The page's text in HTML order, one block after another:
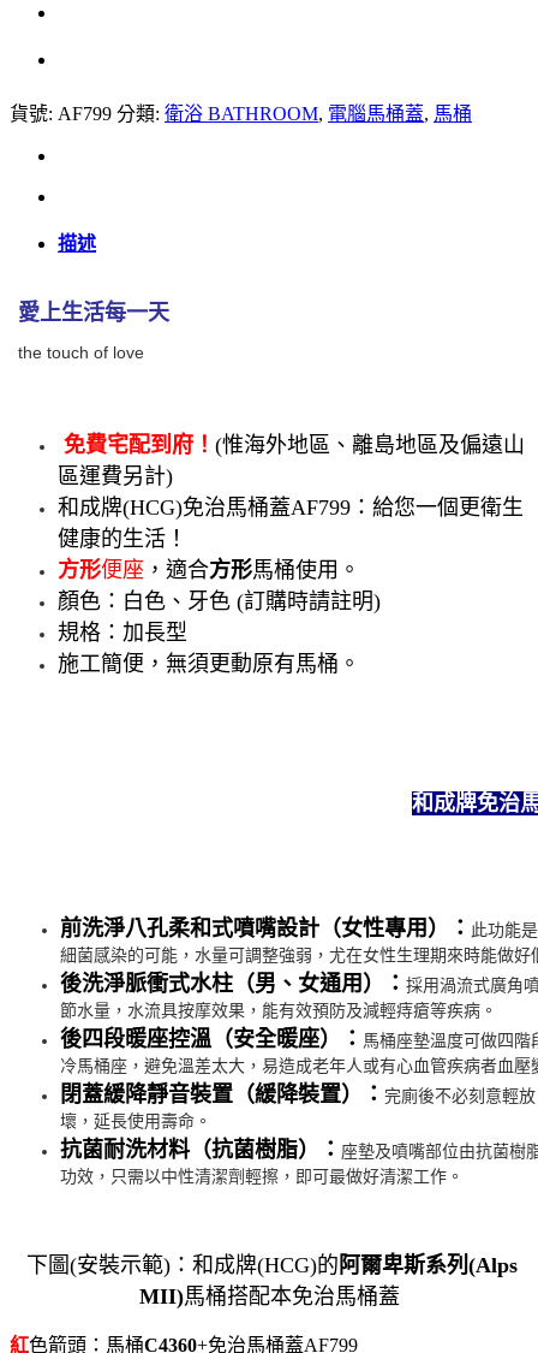
貨號: AF799 分類: 衛浴 BATHROOM, 電腦馬桶蓋, 馬桶
描述
愛上生活每一天
the touch of love
免費宅配到府！ (惟海外地區、離島地區及偏遠山
區運費另計)
和成牌(HCG)免治馬桶蓋AF799：給您一個更衛生
健康的生活！
方形便座 ，適合方形馬桶使用。
顏色：白色、牙色 (訂購時請註明)
規格：加長型
施工簡便，無須更動原有馬桶。
和成牌免治
前洗淨八孔柔和式噴嘴設計（女性專用）： 此功能
細菌感染的可能，水量可調整強弱，尤在女性生理期來時能做好
後洗淨脈衝式水柱（男、女通用）： 採用渦流式廣角
節水量，水流具按摩效果，能有效預防及減輕痔瘡等疾病。
後四段暖座控溫（安全暖座）： 馬桶座墊溫度可做四
冷馬桶座，避免溫差太大，易造成老年人或有心血管疾病者血
閉蓋緩降靜音裝置（緩降裝置）： 完廁後不必刻意輕
壞，延長使用壽命。
抗菌耐洗材料（抗菌樹脂）： 座墊及噴嘴部位由抗菌樹
功效，只需以中性清潔劑輕擦，即可最做好清潔工作。
下圖(安裝示範)：和成牌(HCG)的 阿爾卑斯系列(Alps
MII)馬桶搭配本免治馬桶蓋
紅色箭頭：馬桶C4360+免治馬桶蓋AF799